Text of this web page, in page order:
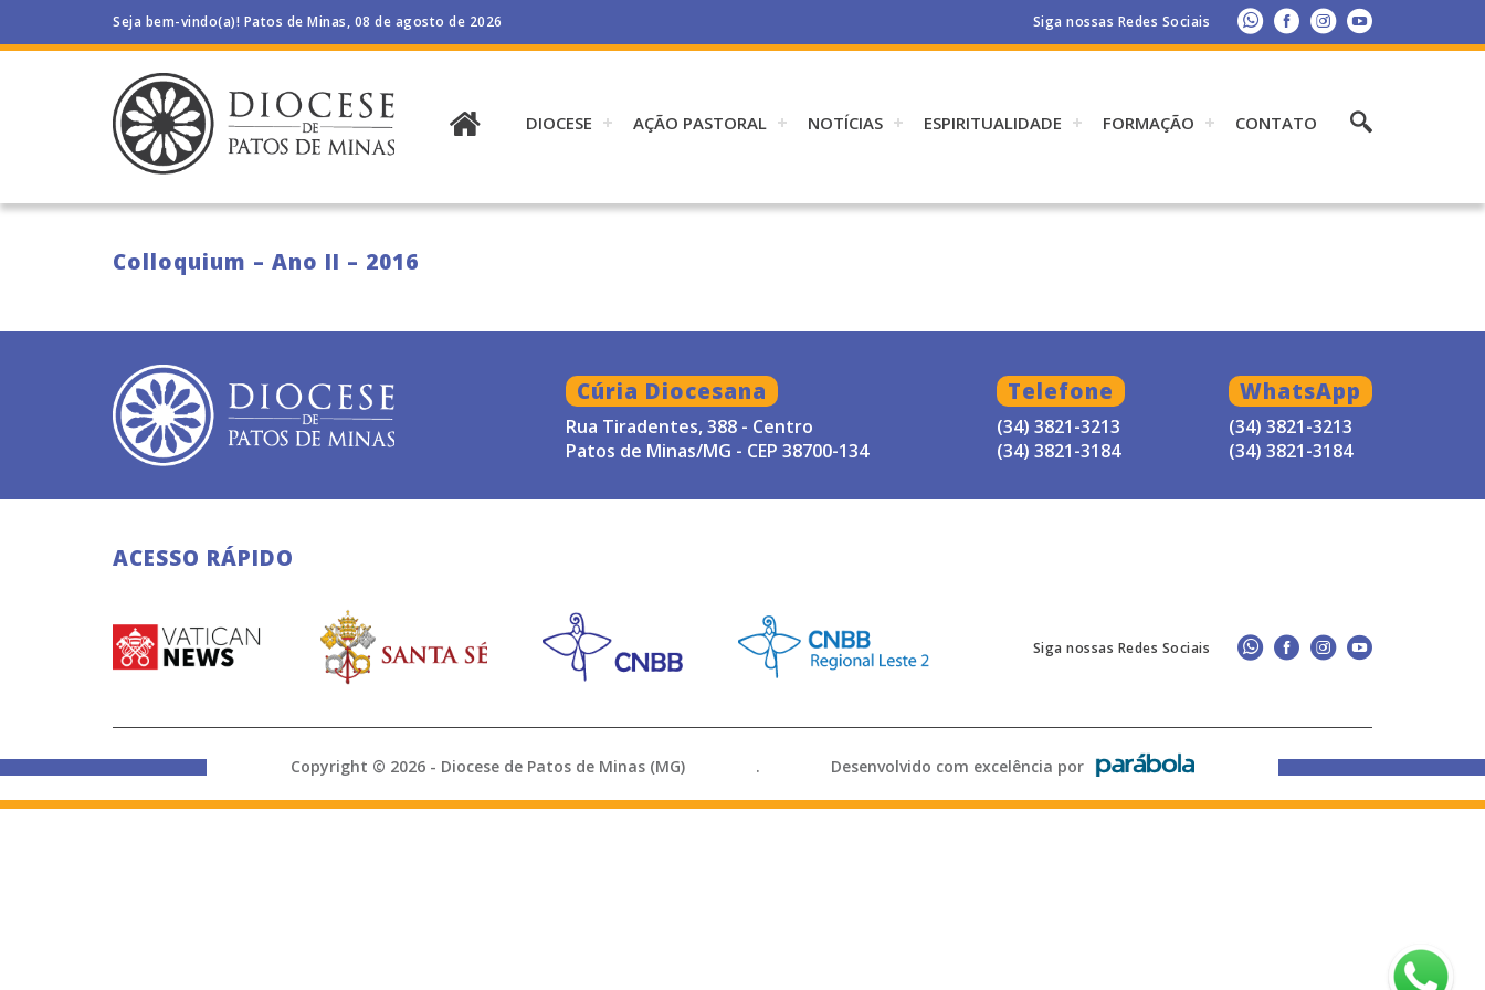
Seja bem-vindo(a)! Patos de Minas, 08 de agosto de 2026 Siga nossas Redes Sociais
DIOCESE AÇÃO PASTORAL NOTÍCIAS ESPIRITUALIDADE FORMAÇÃO CONTATO
Colloquium – Ano II – 2016
Cúria Diocesana
Rua Tiradentes, 388 - Centro
Patos de Minas/MG - CEP 38700-134
Telefone
(34) 3821-3213
(34) 3821-3184
WhatsApp
(34) 3821-3213
(34) 3821-3184
ACESSO RÁPIDO
Siga nossas Redes Sociais
Copyright © 2026 - Diocese de Patos de Minas (MG) . Desenvolvido com excelência por